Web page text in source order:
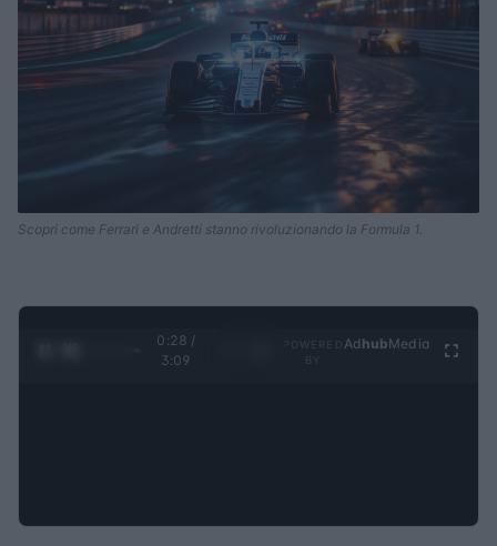
Scopri come Ferrari e Andretti stanno rivoluzionando la Formula 1.
0:28 /
3:09
Ad hubMedia